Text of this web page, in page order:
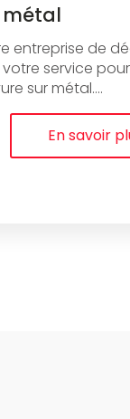
métal
entreprise de
votre service pour
sur métal....
En savoir